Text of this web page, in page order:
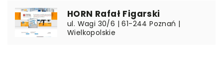
HORN Rafał Figarski
ul. Wagi 30/6 | 61-244 Poznań |
Wielkopolskie